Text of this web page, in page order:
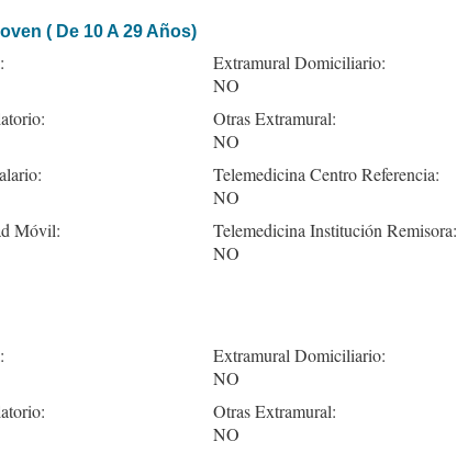
( De 10 A 29 Años)
Móvil:
Extramural Domiciliario:
NO
Otras Extramural:
NO
Telemedicina Centro Referencia:
NO
Telemedicina Institución Remisora:
NO
Extramural Domiciliario:
NO
Otras Extramural:
NO